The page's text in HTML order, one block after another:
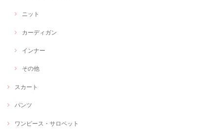
ニット
カーディガン
インナー
その他
スカート
パンツ
ワンピース・サロペット